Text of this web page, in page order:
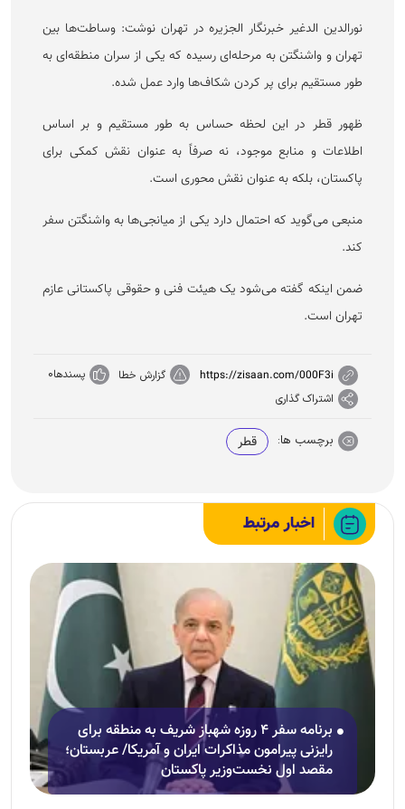
نورالدین الدغیر خبرنگار الجزیره در تهران نوشت: وساطت‌ها بین
تهران و واشنگتن به مرحله‌ای رسیده که یکی از سران منطقه‌ای به
طور مستقیم برای پر کردن شکاف‌ها وارد عمل شده.
ظهور قطر در این لحظه حساس به طور مستقیم و بر اساس
اطلاعات و منابع موجود، نه صرفاً به عنوان نقش کمکی برای
پاکستان، بلکه به عنوان نقش محوری است.
منبعی می‌گوید که احتمال دارد یکی از میانجی‌ها به واشنگتن سفر
کند.
ضمن اینکه گفته می‌شود یک هیئت فنی و حقوقی پاکستانی عازم
تهران است.
https://zisaan.com/000F3i گزارش خطا پسندها0
اشتراک گذاری
برچسب ها: قطر
اخبار مرتبط
برنامه سفر ۴ روزه شهباز شریف به منطقه برای
رایزنی پیرامون مذاکرات ایران و آمریکا/ عربستان؛
مقصد اول نخست‌وزیر پاکستان